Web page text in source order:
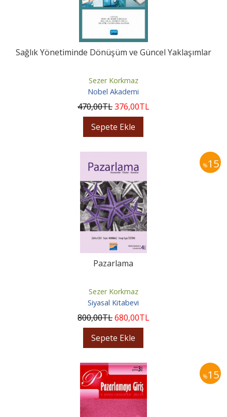
Sağlık Yönetiminde Dönüşüm ve Güncel Yaklaşımlar
Sezer Korkmaz
Nobel Akademi
470,00TL376,00TL
Sepete Ekle
%15
Pazarlama
Sezer Korkmaz
Siyasal Kitabevi
800,00TL680,00TL
Sepete Ekle
%15